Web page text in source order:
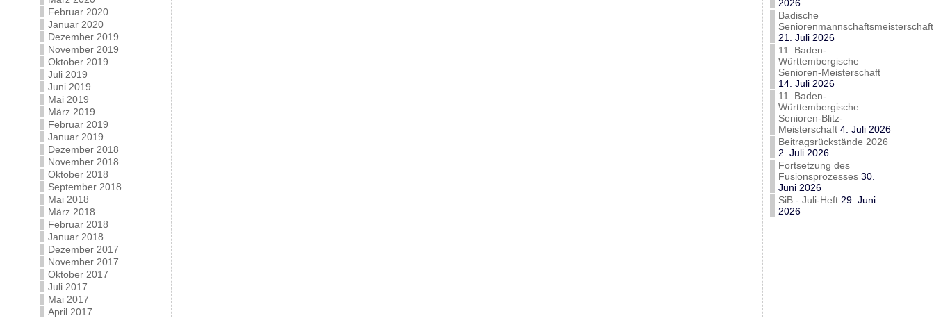
Februar 2020
Januar 2020
Dezember 2019
November 2019
Oktober 2019
Juli 2019
Juni 2019
Mai 2019
März 2019
Februar 2019
Januar 2019
Dezember 2018
November 2018
Oktober 2018
September 2018
Mai 2018
März 2018
Februar 2018
Januar 2018
Dezember 2017
November 2017
Oktober 2017
Juli 2017
Mai 2017
April 2017
2026
Badische
Seniorenmannschaftsmeisterschaft
21. Juli 2026
11. Baden-
Württembergische
Senioren-Meisterschaft
14. Juli 2026
11. Baden-
Württembergische
Senioren-Blitz-
Meisterschaft 4. Juli 2026
Beitragsrückstände 2026
2. Juli 2026
Fortsetzung des
Fusionsprozesses 30.
Juni 2026
SiB - Juli-Heft 29. Juni
2026